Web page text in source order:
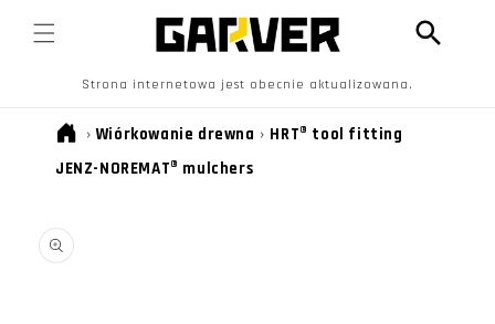
DO
TREŚCI
Strona internetowa jest obecnie aktualizowana.
› Wiórkowanie drewna › HRT® tool fitting
JENZ-NOREMAT® mulchers
INFORMACJI